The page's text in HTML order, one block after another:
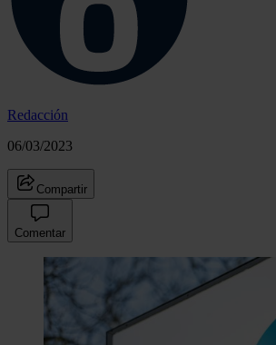
Redacción
06/03/2023
Compartir
Comentar